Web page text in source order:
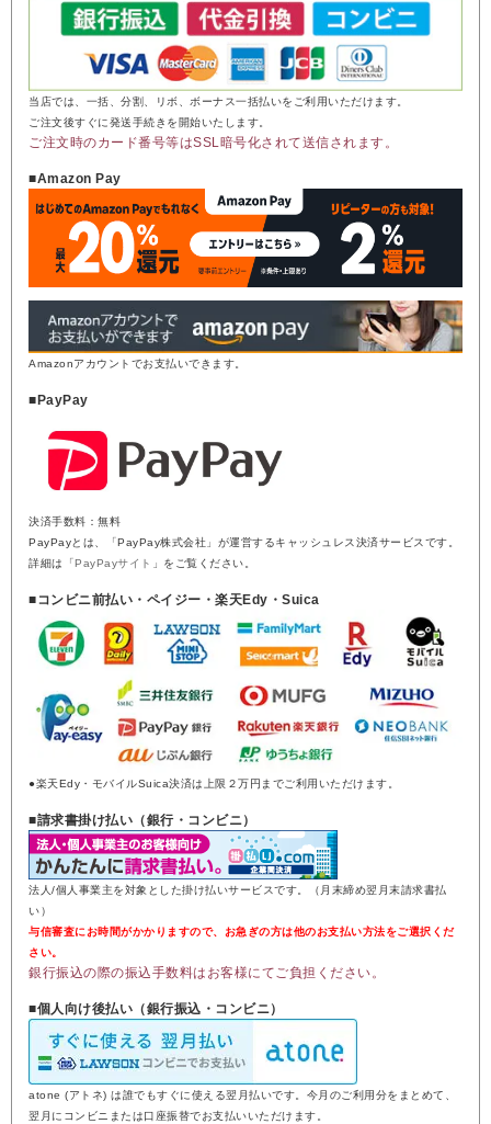
当店では、一括、分割、リボ、ボーナス一括払いをご利用いただけます。
ご注文後すぐに発送手続きを開始いたします。
ご注文時のカード番号等はSSL暗号化されて送信されます。
■Amazon Pay
Amazonアカウントでお支払いできます。
■PayPay
決済手数料：無料
PayPayとは、「PayPay株式会社」が運営するキャッシュレス決済サービスです。
詳細は「PayPayサイト 」をご覧ください。
■コンビニ前払い・ペイジー・楽天Edy・Suica
●楽天Edy・モバイルSuica決済は上限２万円までご利用いただけます。
■請求書掛け払い（銀行・コンビニ）
法人/個人事業主を対象とした掛け払いサービスです。（月末締め翌月末請求書払
い）
与信審査にお時間がかかりますので、お急ぎの方は他のお支払い方法をご選択くだ
さい。
銀行振込の際の振込手数料はお客様にてご負担ください。
■個人向け後払い（銀行振込・コンビニ）
atone (アトネ) は誰でもすぐに使える翌月払いです。今月のご利用分をまとめて、
翌月にコンビニまたは口座振替でお支払いいただけます。